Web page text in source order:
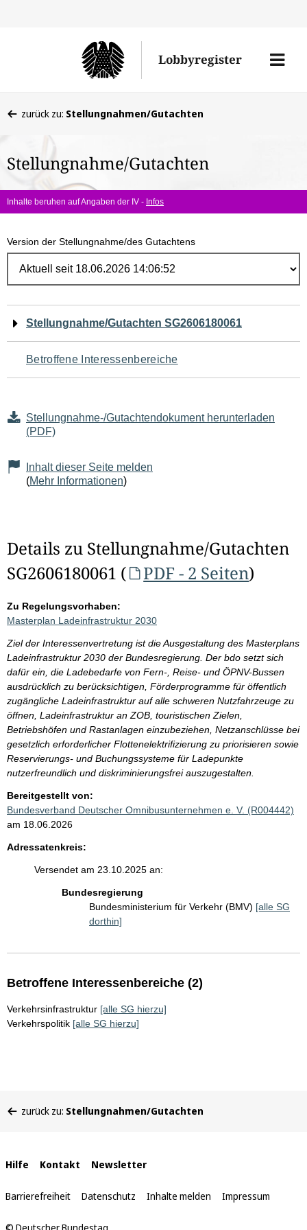
Lobbyregister
Menü
befinden
hier:
zurück zu: Stellungnahmen/Gutachten
Stellungnahme/Gutachten
Inhalte beruhen auf Angaben der IV - Infos
Version der Stellungnahme/des Gutachtens
Navigation
für
den
Seiteninhalt
Stellungnahme/Gutachten SG2606180061
Betroffene Interessenbereiche
Stellungnahme-/Gutachtendokument herunterladen
(PDF)
Inhalt dieser Seite melden
(Mehr Informationen)
Details zu Stellungnahme/Gutachten
SG2606180061 (
PDF - 2 Seiten)
Zu Regelungsvorhaben:
Masterplan Ladeinfrastruktur 2030
Ziel der Interessenvertretung ist die Ausgestaltung des Masterplans
Ladeinfrastruktur 2030 der Bundesregierung. Der bdo setzt sich
dafür ein, die Ladebedarfe von Fern-, Reise- und ÖPNV-Bussen
ausdrücklich zu berücksichtigen, Förderprogramme für öffentlich
zugängliche Ladeinfrastruktur auf alle schweren Nutzfahrzeuge zu
öffnen, Ladeinfrastruktur an ZOB, touristischen Zielen,
Betriebshöfen und Rastanlagen einzubeziehen, Netzanschlüsse bei
gesetzlich erforderlicher Flottenelektrifizierung zu priorisieren sowie
Reservierungs- und Buchungssysteme für Ladepunkte
nutzerfreundlich und diskriminierungsfrei auszugestalten.
Bereitgestellt von:
Bundesverband Deutscher Omnibusunternehmen e. V. (R004442)
am 18.06.2026
Adressatenkreis:
Versendet am 23.10.2025 an:
Bundesregierung
Bundesministerium für Verkehr (BMV) [alle SG
dorthin]
Betroffene Interessenbereiche (2)
Verkehrsinfrastruktur [alle SG hierzu]
Verkehrspolitik [alle SG hierzu]
befinden
zurück zu: Stellungnahmen/Gutachten
Interne
Links
Hilfe Kontakt Newsletter
Barrierefreiheit Datenschutz Inhalte melden Impressum